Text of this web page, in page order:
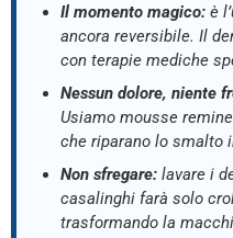
Il momento magico: è
ancora reversibile. Il
con terapie mediche
Nessun dolore, niente
Usiamo mousse
che riparano lo smalto
Non sfregare: lavare i
casalinghi farà solo
trasformando la